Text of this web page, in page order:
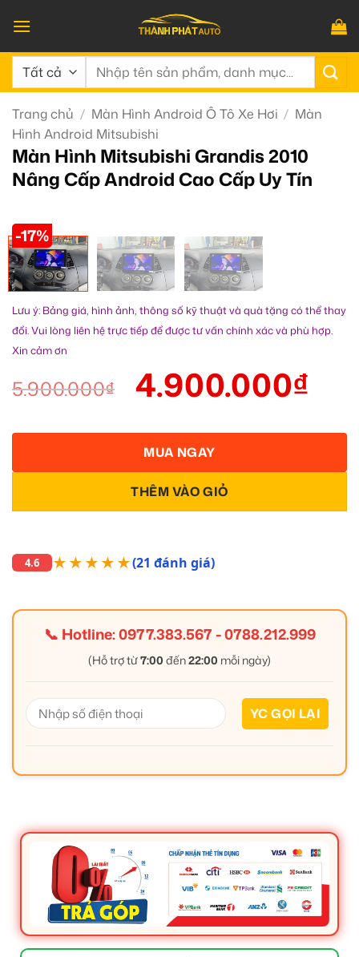
qua
nội
dung
Tìm
Trang chủ / Màn Hình Android Ô Tô Xe Hơi / Màn
Hình Android Mitsubishi
Màn Hình Mitsubishi Grandis 2010
Nâng Cấp Android Cao Cấp Uy Tín
-17%
Lưu ý: Bảng giá, hình ảnh, thông số kỹ thuật và quà tặng có thể thay
đổi. Vui lòng liên hệ trực tiếp để được tư vấn chính xác và phù hợp.
Xin cảm ơn
5.900.000₫ 4.900.000₫
THÊM VÀO GIỎ
MUA NGAY
4.6 ★★★★★(21 đánh giá)
📞 Hotline:0977.383.567-0788.212.999
(Hỗ trợ từ7:00 đến22:00 mỗi ngày)